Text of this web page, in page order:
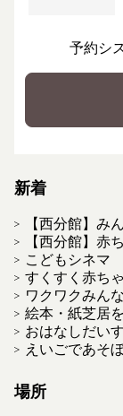
予約シ
新着
【西分館】み
【西分館】赤
こどもシネマ
すくすく赤ち
ワクワクみん
絵本・紙芝居
おはなしだい
えいごであそ
場所